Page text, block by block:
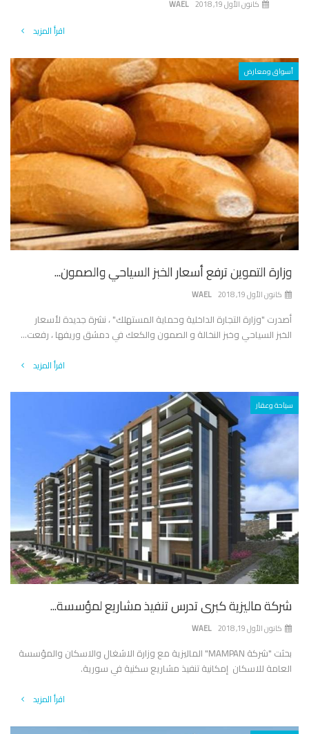
WAEL كانون الأول 19, 2018
اقرأ المزيد
أسواق ومعارض
وزارة التموين ترفع أسعار الخبز السياحي والصمون...
WAEL كانون الأول 19, 2018
أصدرت "وزارة التجارة الداخلية وحماية المستهلك" ، نشرة جديدة لأسعار
الخبز السياحي وخبز النخالة و الصمون والكعك في دمشق وريفها ، رفعت...
اقرأ المزيد
سياحة وعقار
شركة ماليزية كبرى تدرس تنفيذ مشاريع لمؤسسة...
WAEL كانون الأول 19, 2018
بحثت "شركة MAMPAN" الماليزية مع وزارة الاشغال والاسكان والمؤسسة
العامة للاسكان إمكانية تنفيذ مشاريع سكنية في سورية.
اقرأ المزيد